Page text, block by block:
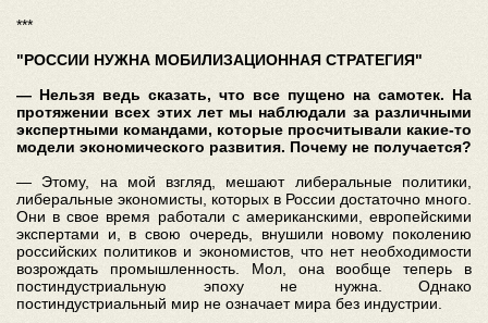
***
"РОССИИ НУЖНА МОБИЛИЗАЦИОННАЯ СТРАТЕГИЯ"
— Нельзя ведь сказать, что все пущено на самотек. На
протяжении всех этих лет мы наблюдали за различными
экспертными командами, которые просчитывали какие-то
модели экономического развития. Почему не получается?
— Этому, на мой взгляд, мешают либеральные политики,
либеральные экономисты, которых в России достаточно много.
Они в свое время работали с американскими, европейскими
экспертами и, в свою очередь, внушили новому поколению
российских политиков и экономистов, что нет необходимости
возрождать промышленность. Мол, она вообще теперь в
постиндустриальную эпоху не нужна. Однако
постиндустриальный мир не означает мира без индустрии.